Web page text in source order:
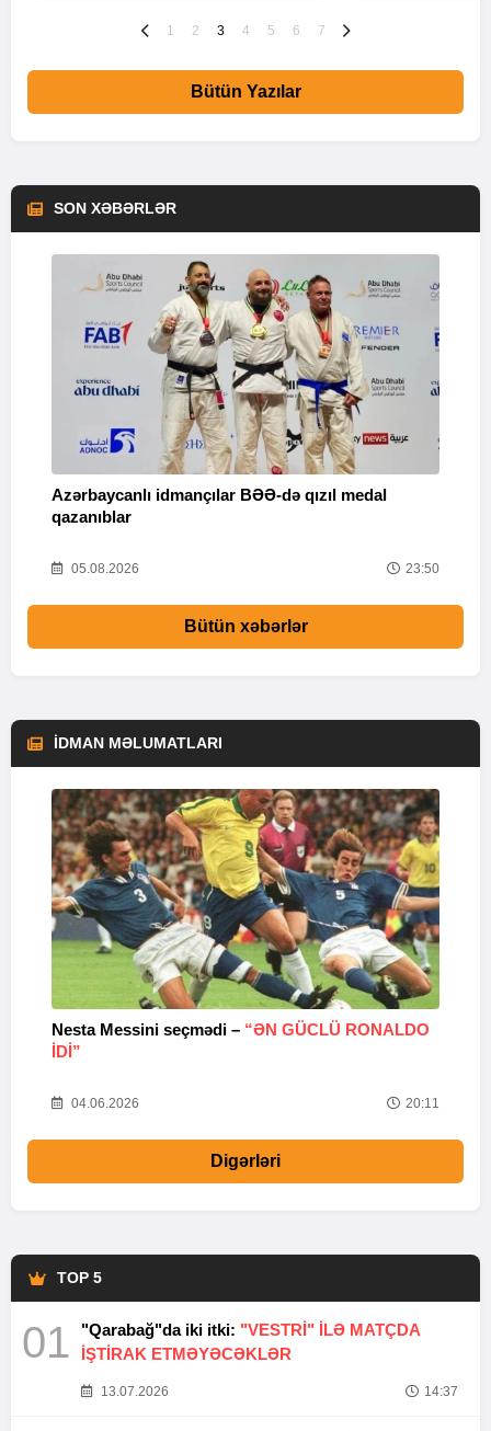
1 2 3 4 5 6 7
Bütün Yazılar
SON XƏBƏRLƏR
Azərbaycanlı idmançılar BƏƏ-də qızıl medal
qazanıblar
05.08.2026 23:50
Bütün xəbərlər
İDMAN MƏLUMATLARI
Nesta Messini seçmədi – “ƏN GÜCLÜ RONALDO
IDI”
04.06.2026 20:11
Digərləri
TOP 5
01 "Qarabağ"da iki itki: "VESTRİ" İLƏ MATÇDA
İŞTİRAK ETMƏYƏCƏKLƏR
13.07.2026 14:37